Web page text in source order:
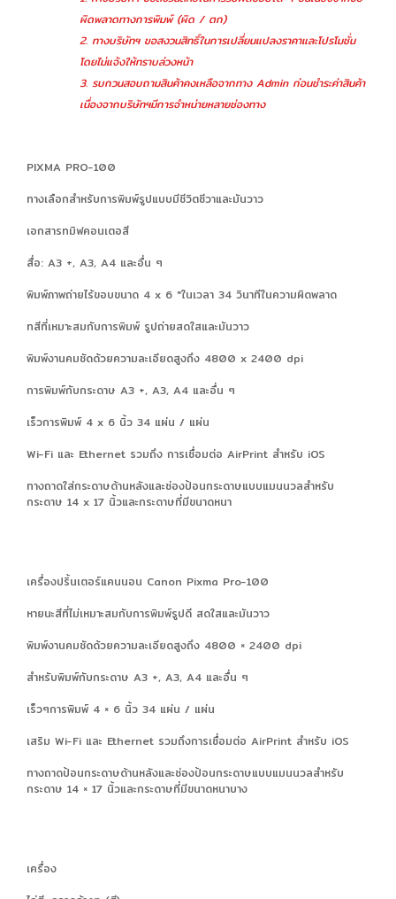
ผิดพลาดทางการพิมพ์ (ผิด / ตก)
2. ทางบริษัทฯ ขอสงวนสิทธิ์ในการเปลี่ยนแปลงราคาและโปรโมชั่น
โดยไม่แจ้งให้ทราบล่วงหน้า
3. รบกวนสอบถามสินค้าคงเหลือจากทาง Admin ก่อนชำระค่าสินค้า
เนื่องจากบริษัทฯมีการจำหน่ายหลายช่องทาง
PIXMA PRO-100
ทางเลือกสำหรับการพิมพ์รูปแบบมีชีวิตชีวาและมันวาว
เอกสารทมิฬคอนเตอสี
สื่อ: A3 +, A3, A4 และอื่น ๆ
พิมพ์ภาพถ่ายไร้ขอบขนาด 4 x 6 "ในเวลา 34 วินาทีในความผิดพลาด
ทสีที่เหมาะสมกับการพิมพ์ รูปถ่ายสดใสและมันวาว
พิมพ์งานคมชัดด้วยความละเอียดสูงถึง 4800 x 2400 dpi
การพิมพ์กับกระดาษ A3 +, A3, A4 และอื่น ๆ
เร็วการพิมพ์ 4 x 6 นิ้ว 34 แผ่น / แผ่น
Wi-Fi และ Ethernet รวมถึง การเชื่อมต่อ AirPrint สำหรับ iOS
ทางถาดใส่กระดาษด้านหลังและช่องป้อนกระดาษแบบแมนนวลสำหรับ
กระดาษ 14 x 17 นิ้วและกระดาษที่มีขนาดหนา
เครื่องปริ้นเตอร์แคนนอน Canon Pixma Pro-100
หายนะสีที่ไม่เหมาะสมกับการพิมพ์รูปดี สดใสและมันวาว
พิมพ์งานคมชัดด้วยความละเอียดสูงถึง 4800 × 2400 dpi
สำหรับพิมพ์กับกระดาษ A3 +, A3, A4 และอื่น ๆ
เร็วๆการพิมพ์ 4 × 6 นิ้ว 34 แผ่น / แผ่น
เสริม Wi-Fi และ Ethernet รวมถึงการเชื่อมต่อ AirPrint สำหรับ iOS
ทางถาดป้อนกระดาษด้านหลังและช่องป้อนกระดาษแบบแมนนวลสำหรับ
กระดาษ 14 × 17 นิ้วและกระดาษที่มีขนาดหนาบาง
เครื่อง